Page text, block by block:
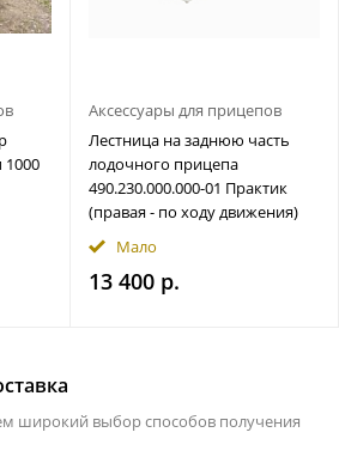
1000
Аксессуары для прицепов
Лестница на заднюю часть
лодочного прицепа
490.230.000.000-01 Практик
(правая - по ходу движения)
Мало
13 400 р.
широкий выбор способов получения